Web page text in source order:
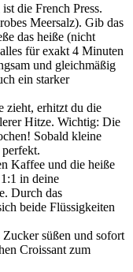
die French Press.
Meersalz). Gib das
das heiße (nicht
für exakt 4 Minuten
und gleichmäßig
ein starker
zieht, erhitzt du die
Hitze. Wichtig: Die
Sobald kleine
Kaffee und die heiße
in deine
Durch das
beide Flüssigkeiten
süßen und sofort
Croissant zum